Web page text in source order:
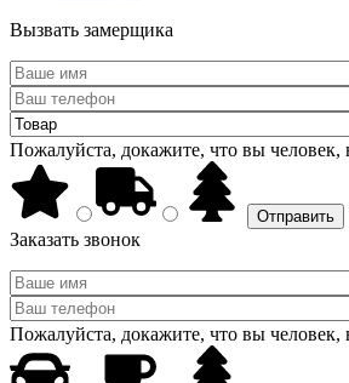
Вызвать замерщика
Пожалуйста, докажите, что вы человек,
Заказать звонок
Пожалуйста, докажите, что вы человек,